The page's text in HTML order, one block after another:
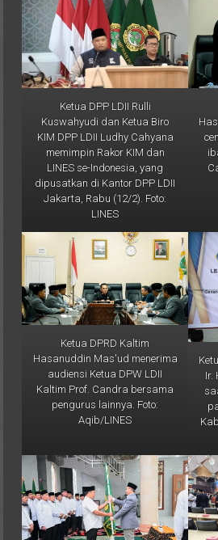
Ketua DPP LDII Rulli
Kuswahyudi dan Ketua Biro
KIM DPP LDII Ludhy Cahyana
memimpin Rakor KIM dan
LINES se-Indonesia, yang
dipusatkan di Kantor DPP LDII
Jakarta, Rabu (12/2). Foto:
LINES
Ketua DPRD Kaltim
Hasanuddin Mas'ud menerima
audiensi Ketua DPW LDII
Kaltim Prof. Candra bersama
pengurus lainnya. Foto:
Aqib/LINES
Ir.